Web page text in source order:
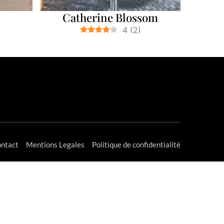
Catherine Blossom
4 (2)
Mentions Legales Politique de confidentialité